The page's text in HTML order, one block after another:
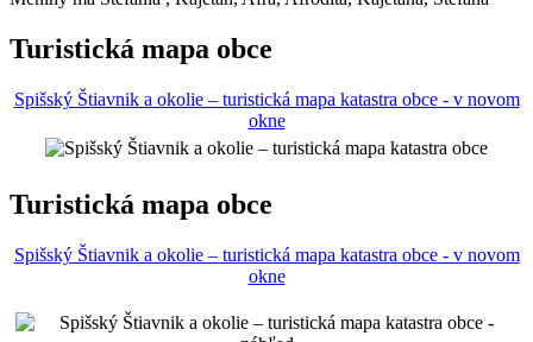
Turistická mapa obce
Spišský Štiavnik a okolie – turistická mapa katastra obce - v novom
okne
Turistická mapa obce
Spišský Štiavnik a okolie – turistická mapa katastra obce - v novom
okne